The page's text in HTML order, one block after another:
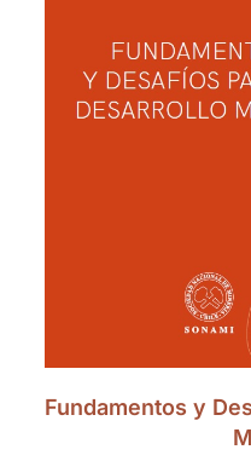
Fundamentos y